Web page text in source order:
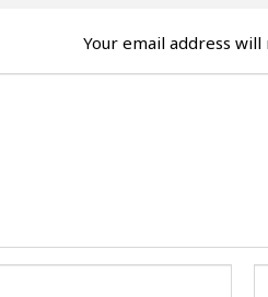
Your email address